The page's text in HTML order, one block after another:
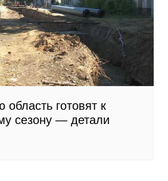
область готовят к
сезону — детали